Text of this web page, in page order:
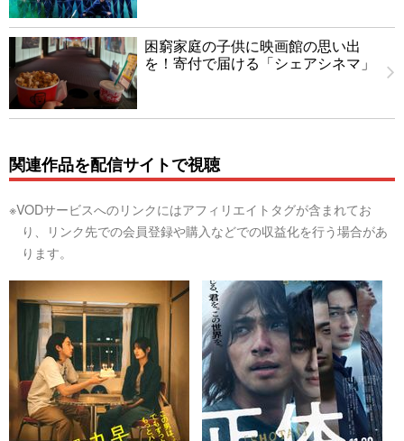
困窮家庭の子供に映画館の思い出
を！寄付で届ける「シェアシネマ」
関連作品を配信サイトで視聴
※VODサービスへのリンクにはアフィリエイトタグが含まれてお
り、リンク先での会員登録や購入などでの収益化を行う場合があ
ります。